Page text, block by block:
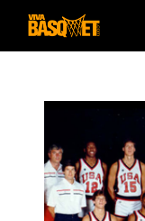
Saltar